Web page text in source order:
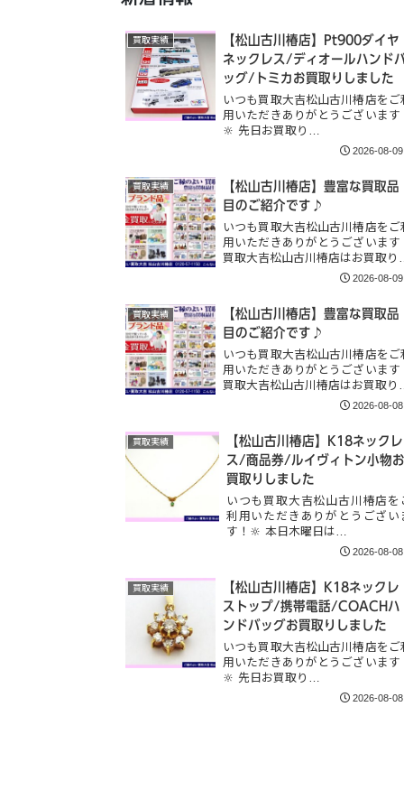
買取実績
【松山古川椿店】Pt900ダイヤ
ネックレス/ディオールハンド
ッグ/トミカお買取りしました
いつも買取大吉松山古川椿店をご
用いただきありがとうございます
🔆 先日お買取り…
2026-08-09
買取実績
【松山古川椿店】豊富な買取品
目のご紹介です♪
いつも買取大吉松山古川椿店をご
用いただきありがとうございます
買取大吉松山古川椿店はお買取
2026-08-09
買取実績
【松山古川椿店】豊富な買取品
目のご紹介です♪
いつも買取大吉松山古川椿店をご
用いただきありがとうございます
買取大吉松山古川椿店はお買取
2026-08-08
買取実績
【松山古川椿店】K18ネックレ
ス/商品券/ルイヴィトン小物お
買取りしました
いつも買取大吉松山古川椿店を
利用いただきありがとうござい
す！🔆 本日木曜日は…
2026-08-08
買取実績
【松山古川椿店】K18ネックレ
ストップ/携帯電話/COACHハ
ンドバッグお買取りしました
いつも買取大吉松山古川椿店をご
用いただきありがとうございます
🔆 先日お買取り…
2026-08-08